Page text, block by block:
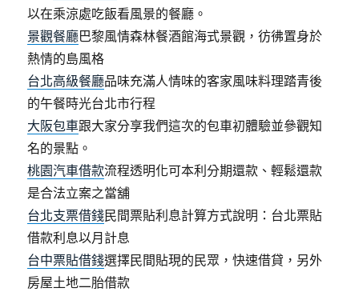
以在乘涼處吃飯看風景的餐廳。
景觀餐廳巴黎風情森林餐酒館海式景觀，彷彿置身於
熱情的島風格
台北高級餐廳品味充滿人情味的客家風味料理踏青後
的午餐時光台北市行程
大阪包車跟大家分享我們這次的包車初體驗並參觀知
名的景點。
桃園汽車借款流程透明化可本利分期還款、輕鬆還款
是合法立案之當舖
台北支票借錢民間票貼利息計算方式說明：台北票貼
借款利息以月計息
台中票貼借錢選擇民間貼現的民眾，快速借貸，另外
房屋土地二胎借款